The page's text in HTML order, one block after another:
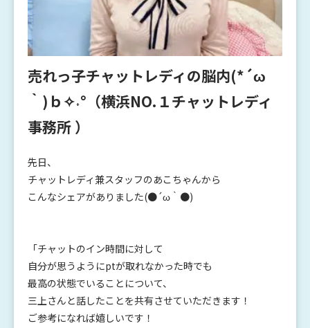
売れっ子チャットレディの脳内(*´ω
｀)ｂ✧˖°（横浜NO.１チャットレディ
事務所 ）
先日、
チャットレディ兼スタッフのあこちゃんから
こんなシェアがありました(●´ω｀●)
「チャットのイン時間に対して
自分が思うようにptが取れなかった時でも
最高の状態でいることについて、
三上さんと話したことを共有させていただきます！
ご参考になれば嬉しいです！